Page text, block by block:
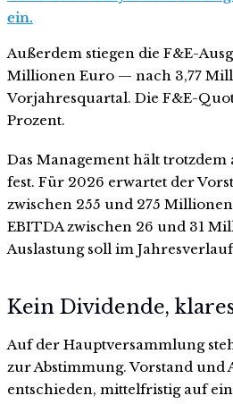
ein.
Außerdem stiegen die F&E-
Millionen Euro — nach 3,77
Vorjahresquartal. Die F&E-
Prozent.
Das Management hält trotzdem
fest. Für 2026 erwartet der
zwischen 255 und 275
EBITDA zwischen 26 und 31
Auslastung soll im
Kein Dividende,
Auf der Hauptversammlung
zur Abstimmung. Vorstand und
entschieden, mittelfristig auf